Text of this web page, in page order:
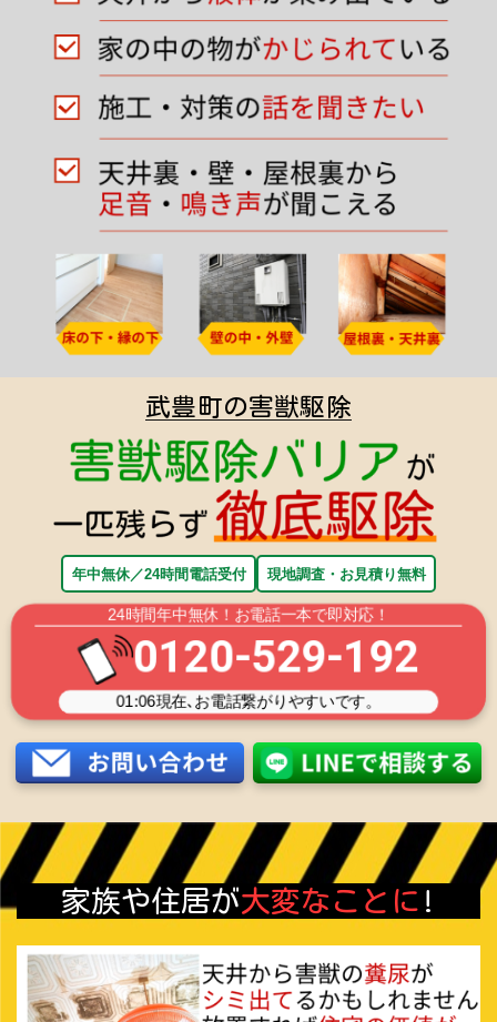
武豊町の害獣駆除
年中無休／24時間電話受付 現地調査・お見積り無料
24時間年中無休！お電話一本で即対応！
0120-529-192
01:06現在､お電話繋がりやすいです。
家族や住居が大変なことに !